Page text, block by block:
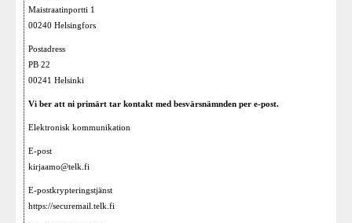
Maistraatinportti 1
00240 Helsingfors
Postadress
PB 22
00241 Helsinki
Vi ber att ni primärt tar kontakt med besvärsnämnden per e-post.
Elektronisk kommunikation
E-post
kirjaamo@telk.fi
E-postkrypteringstjänst
https://securemail.telk.fi